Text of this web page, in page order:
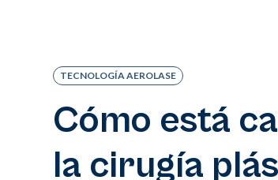
TECNOLOGÍA AEROLASE
Cómo está
la cirugía